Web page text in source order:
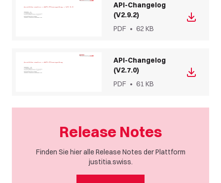
API-Changelog
(V2.9.2)
PDF • 62 KB
API-Changelog
(V2.7.0)
PDF • 61 KB
Release Notes
Finden Sie hier alle Release Notes der Plattform
justitia.swiss.